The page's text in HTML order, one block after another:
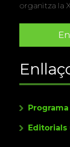
organitza la